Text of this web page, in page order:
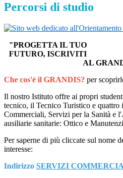
Percorsi di studio
"PROGETTA IL TUO
FUTURO, ISCRIVITI
AL
Che cos'è il GRANDIS? per
Il nostro Istituto offre ai propri
tecnico, il Tecnico Turistico e
Commerciali, Servizi per la Sanità e
ausiliarie sanitarie: Ottico e
Per saperne di più cliccate sul nome
interesse:
Indirizzo SERVIZI